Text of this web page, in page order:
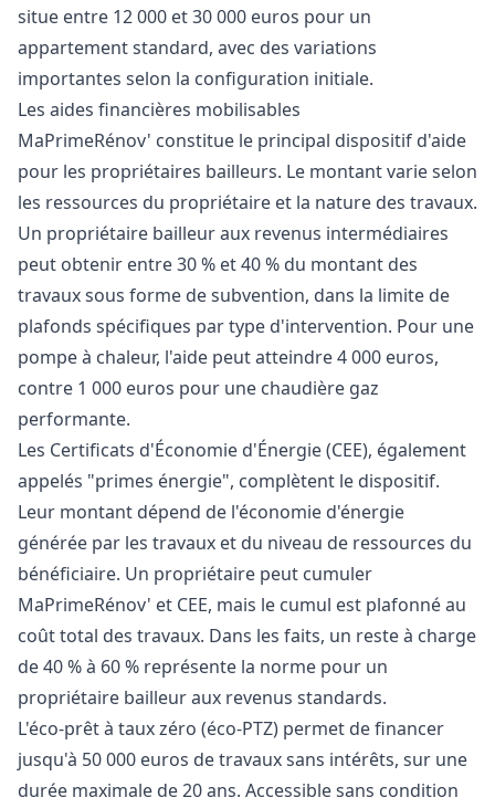
situe entre 12 000 et 30 000 euros pour un
appartement standard, avec des variations
importantes selon la configuration initiale.
Les aides financières mobilisables
MaPrimeRénov' constitue le principal dispositif d'aide
pour les propriétaires bailleurs. Le montant varie selon
les ressources du propriétaire et la nature des travaux.
Un propriétaire bailleur aux revenus intermédiaires
peut obtenir entre 30 % et 40 % du montant des
travaux sous forme de subvention, dans la limite de
plafonds spécifiques par type d'intervention. Pour une
pompe à chaleur, l'aide peut atteindre 4 000 euros,
contre 1 000 euros pour une chaudière gaz
performante.
Les Certificats d'Économie d'Énergie (CEE), également
appelés "primes énergie", complètent le dispositif.
Leur montant dépend de l'économie d'énergie
générée par les travaux et du niveau de ressources du
bénéficiaire. Un propriétaire peut cumuler
MaPrimeRénov' et CEE, mais le cumul est plafonné au
coût total des travaux. Dans les faits, un reste à charge
de 40 % à 60 % représente la norme pour un
propriétaire bailleur aux revenus standards.
L'éco-prêt à taux zéro (éco-PTZ) permet de financer
jusqu'à 50 000 euros de travaux sans intérêts, sur une
durée maximale de 20 ans. Accessible sans condition